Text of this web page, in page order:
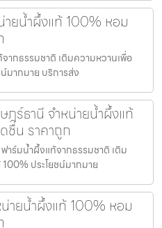
ยน้ำผึ้งแท้ 100% หอม
ากธรรมชาติ เติมความหวานเพื่อ
มากมาย บริการส่ง
ฎร์ธานี จำหน่ายน้ำผึ้งแท้
ชื่น ราคาถูก
าร์มน้ำผึ้งแท้จากธรรมชาติ เติม
ประโยชน์มากมาย
ายน้ำผึ้งแท้ 100% หอม